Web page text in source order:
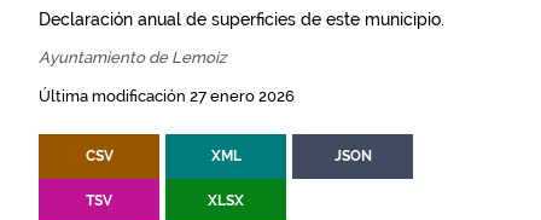
Declaración anual de superficies de este municipio.
Ayuntamiento de Lemoiz
Última modificación 27 enero 2026
CSV XML JSON
TSV XLSX